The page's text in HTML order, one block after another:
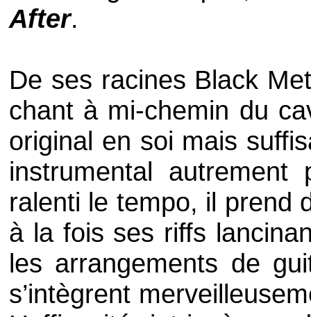
After.
De ses racines Black
chant à mi-chemin du
original en soi mais
instrumental
ralenti le tempo, il prend
à la fois ses riffs
les arrangements de
s’intègrent